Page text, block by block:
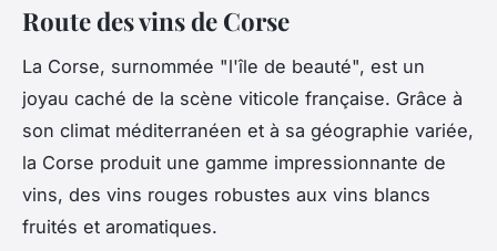
Route des vins de Corse
La Corse, surnommée "l'île de beauté", est un
joyau caché de la scène viticole française. Grâce à
son climat méditerranéen et à sa géographie variée,
la Corse produit une gamme impressionnante de
vins, des vins rouges robustes aux vins blancs
fruités et aromatiques.